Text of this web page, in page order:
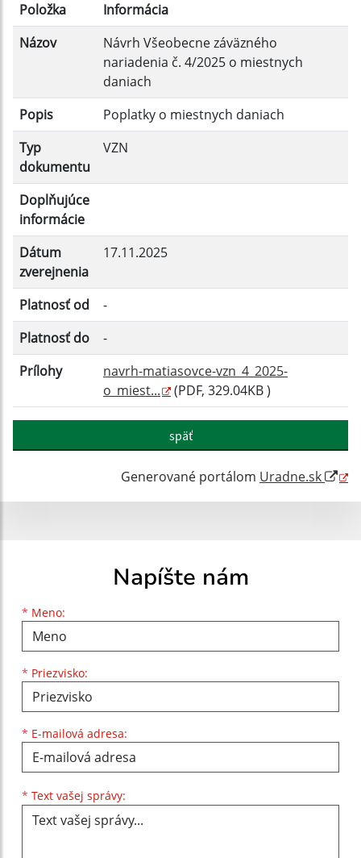
Dátum zverejnenia do:
Filtrovať Reset
Položka
Informácia
Názov
Návrh Všeobecne záväzného
nariadenia č. 4/2025 o miestnych
daniach
Popis
Poplatky o miestnych daniach
Typ
dokumentu
VZN
Doplňujúce
informácie
Dátum
zverejnenia
17.11.2025
Platnosť od
-
Platnosť do
-
Prílohy
navrh-matiasovce-vzn_4_2025-
o_miest...
(PDF, 329.04KB )
späť
Generované portálom Uradne.sk
Napíšte nám
* Meno:
Meno
* Priezvisko:
Priezvisko
* E-mailová adresa:
E-mailová adresa
* Text vašej správy: